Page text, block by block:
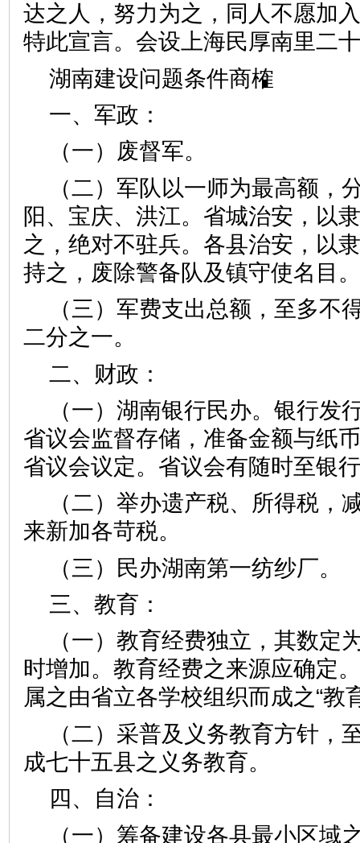
达之人，努力为之，同人不愿加
特此宣言。会设上海民厚南里二
湖南建设问题条件商榷
一、军政：
（一）废督军。
（二）军队以一师为最高额，
阳、宝庆、洪江。省城治安，以
之，绝对不驻兵。各县治安，以
持之，废除警备队及镇守使名目。
（三）军费支出总额，至多不
二分之一。
二、财政：
（一）湖南银行民办。银行发
省议会监督存储，准备金额与纸
省议会议定。省议会有随时至银
（二）举办遗产税、所得税，
来新加各苛税。
（三）民办湖南第一纺纱厂。
三、教育：
（一）教育经费独立，其数定
时增加。教育经费之来源应确定
属之由省立各学校组织而成之“教
（二）采普及义务教育方针，
成七十五县之义务教育。
四、自治：
（一）筹备建设各县最小区域